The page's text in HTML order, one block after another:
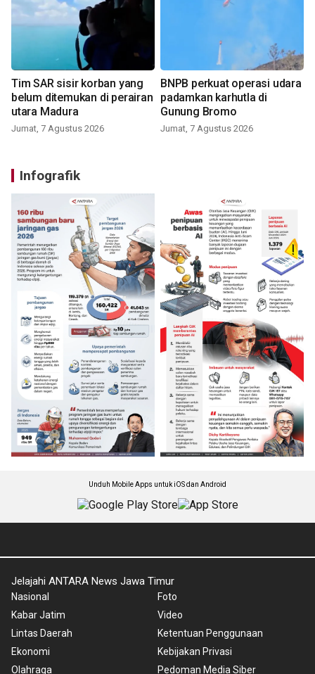
Tim SAR sisir korban yang
belum ditemukan di perairan
utara Madura
Jumat, 7 Agustus 2026
BNPB perkuat operasi udara
padamkan karhutla di
Gunung Bromo
Jumat, 7 Agustus 2026
Infografik
Unduh Mobile Apps untuk iOS dan Android
Jelajahi ANTARA News Jawa Timur
Nasional
Kabar Jatim
Lintas Daerah
Ekonomi
Olahraga
Foto
Video
Ketentuan Penggunaan
Kebijakan Privasi
Pedoman Media Siber